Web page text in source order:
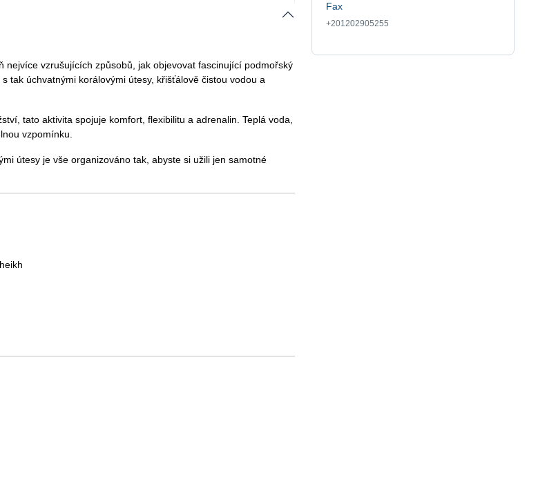
vzrušujících způsobů, jak objevovat fascinující podmořský
tak úchvatnými korálovými útesy, křišťálově čistou vodou a
tato aktivita spojuje komfort, flexibilitu a adrenalin. Teplá voda,
vzpomínku.
útesy je vše organizováno tak, abyste si užili jen samotné
Fax
+201202905255